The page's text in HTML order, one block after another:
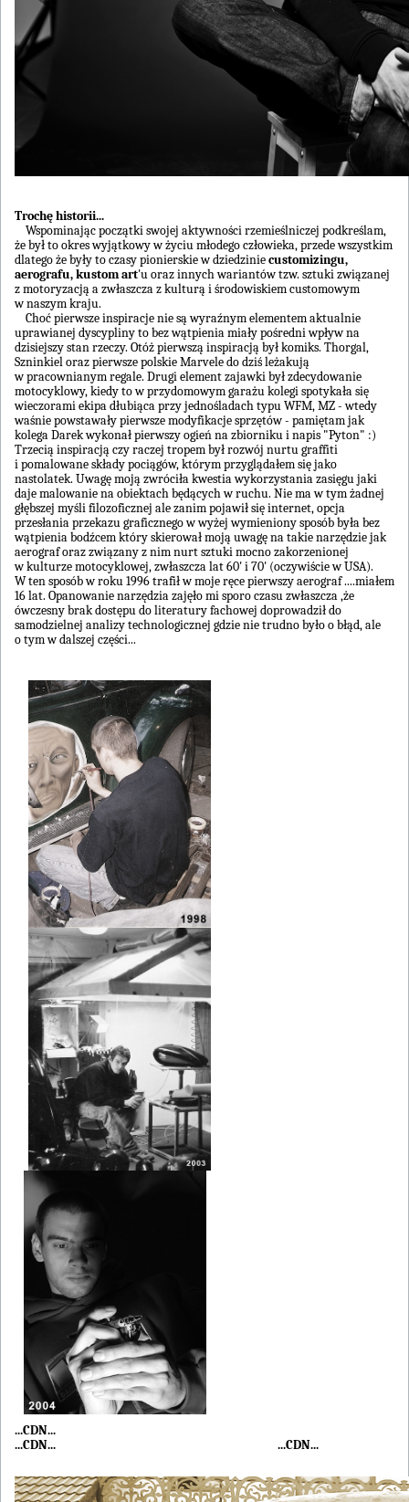
Trochę historii...
Wspominając początki swojej aktywności rzemieślniczej podkreślam,
że był to okres wyjątkowy w życiu młodego człowieka, przede wszystkim
dlatego że były to czasy pionierskie w dziedziniecustomizingu,
aerografu, kustom art'u oraz innych wariantów tzw. sztuki związanej
z motoryzacją a zwłaszcza z kulturą i środowiskiem customowym
w naszym kraju.
Choć pierwsze inspiracje nie są wyraźnym elementem aktualnie
uprawianej dyscypliny to bez wątpienia miały pośredni wpływ na
dzisiejszy stan rzeczy. Otóż pierwszą inspiracją był komiks. Thorgal,
Szninkiel oraz pierwsze polskie Marvele do dziś leżakują
w pracownianym regale. Drugi element zajawki był zdecydowanie
motocyklowy, kiedy to w przydomowym garażu kolegi spotykała się
wieczorami ekipa dłubiąca przy jednośladach typu WFM, MZ - wtedy
waśnie powstawały pierwsze modyfikacje sprzętów - pamiętam jak
kolega Darek wykonał pierwszy ogień na zbiorniku i napis "Pyton" :)
Trzecią inspiracją czy raczej tropem był rozwój nurtu graffiti
i pomalowane składy pociągów, którym przyglądałem się jako
nastolatek. Uwagę moją zwróciła kwestia wykorzystania zasięgu jaki
daje malowanie na obiektach będących w ruchu. Nie ma w tym żadnej
głębszej myśli filozoficznej ale zanim pojawił się internet, opcja
przesłania przekazu graficznego w wyżej wymieniony sposób była bez
wątpienia bodźcem który skierował moją uwagę na takie narzędzie jak
aerograf oraz związany z nim nurt sztuki mocno zakorzenionej
w kulturze motocyklowej, zwłaszcza lat 60' i 70' (oczywiście w USA).
W ten sposób w roku 1996 trafił w moje ręce pierwszy aerograf ....miałem
16 lat. Opanowanie narzędzia zajęło mi sporo czasu zwłaszcza ,że
ówczesny brak dostępu do literatury fachowej doprowadził do
samodzielnej analizy technologicznej gdzie nie trudno było o błąd, ale
o tym w dalszej części...
...CDN...
...CDN... ...CDN...